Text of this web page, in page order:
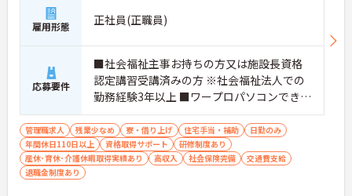
雇用形態 正社員(正職員)
応募要件
■社会福祉主事お持ちの方又は施設長資格
認定講習受講済みの方 ※社会福祉法人での
勤務経験3年以上 ■ワープロパソコンできる
方
管理職求人 残業少なめ 寮・借り上げ 住宅手当・補助
日勤のみ
年間休日110日以上
資格取得サポート
研修制度あり
産休･育休･介護休暇取得実績あり
高収入 社会保険完備
交通費支給
退職金制度あり